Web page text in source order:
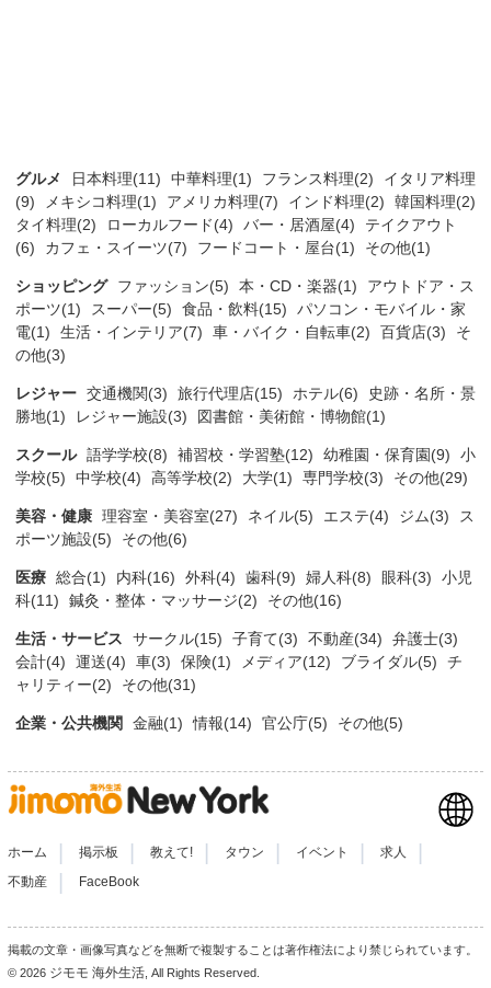
グルメ 日本料理(11) 中華料理(1) フランス料理(2)
イタリア料理
(9)
メキシコ料理(1) アメリカ料理(7) インド料理(2)
韓国料理(2)
タイ料理(2)
ローカルフード(4) バー・居酒屋(4)
テイクアウト
(6)
カフェ・スイーツ(7) フードコート・屋台(1) その他(1)
ショッピング ファッション(5) 本・CD・楽器(1)
アウトドア・ス
ポーツ(1)
スーパー(5) 食品・飲料(15)
パソコン・モバイル・家
電(1)
生活・インテリア(7) 車・バイク・自転車(2) 百貨店(3)
そ
の他(3)
レジャー 交通機関(3) 旅行代理店(15) ホテル(6)
史跡・名所・景
勝地(1)
レジャー施設(3) 図書館・美術館・博物館(1)
スクール 語学学校(8) 補習校・学習塾(12) 幼稚園・保育園(9)
小
学校(5)
中学校(4) 高等学校(2) 大学(1) 専門学校(3) その他(29)
美容・健康 理容室・美容室(27) ネイル(5) エステ(4) ジム(3)
ス
ポーツ施設(5)
その他(6)
医療 総合(1) 内科(16) 外科(4) 歯科(9) 婦人科(8) 眼科(3)
小児
科(11)
鍼灸・整体・マッサージ(2) その他(16)
生活・サービス サークル(15) 子育て(3) 不動産(34)
弁護士(3)
会計(4)
運送(4) 車(3) 保険(1) メディア(12) ブライダル(5)
チ
ャリティー(2)
その他(31)
企業・公共機関 金融(1) 情報(14) 官公庁(5) その他(5)
ホーム 掲示板 教えて! タウン イベント 求人
不動産 FaceBook
掲載の文章・画像写真などを無断で複製することは著作権法により禁じられています。
© 2026 ジモモ 海外生活 , All Rights Reserved.